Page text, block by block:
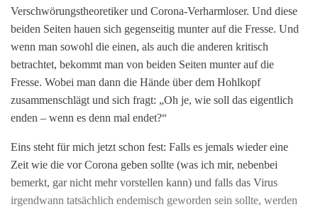
Verschwörungstheoretiker und Corona-Verharmloser. Und diese
beiden Seiten hauen sich gegenseitig munter auf die Fresse. Und
wenn man sowohl die einen, als auch die anderen kritisch
betrachtet, bekommt man von beiden Seiten munter auf die
Fresse. Wobei man dann die Hände über dem Hohlkopf
zusammenschlägt und sich fragt: „Oh je, wie soll das eigentlich
enden – wenn es denn mal endet?“
Eins steht für mich jetzt schon fest: Falls es jemals wieder eine
Zeit wie die vor Corona geben sollte (was ich mir, nebenbei
bemerkt, gar nicht mehr vorstellen kann) und falls das Virus
irgendwann tatsächlich endemisch geworden sein sollte, werden